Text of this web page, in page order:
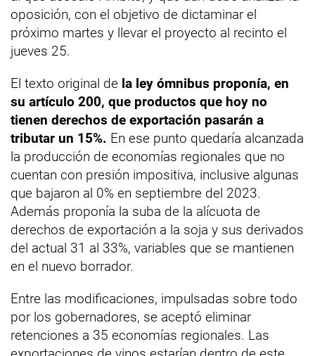
oposición, con el objetivo de dictaminar el
próximo martes y llevar el proyecto al recinto el
jueves 25.
El texto original de la ley ómnibus proponía, en
su artículo 200, que productos que hoy no
tienen derechos de exportación pasarán a
tributar un 15%. En ese punto quedaría alcanzada
la producción de economías regionales que no
cuentan con presión impositiva, inclusive algunas
que bajaron al 0% en septiembre del 2023.
Además proponía la suba de la alícuota de
derechos de exportación a la soja y sus derivados
del actual 31 al 33%, variables que se mantienen
en el nuevo borrador.
Entre las modificaciones, impulsadas sobre todo
por los gobernadores, se aceptó eliminar
retenciones a 35 economías regionales. Las